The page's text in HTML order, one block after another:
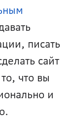
писать
сайт
что вы
и